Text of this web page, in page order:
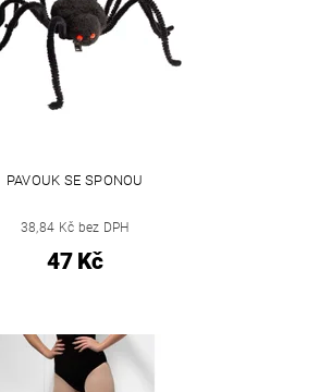
PAVOUK SE SPONOU
38,84 Kč bez DPH
47 Kč